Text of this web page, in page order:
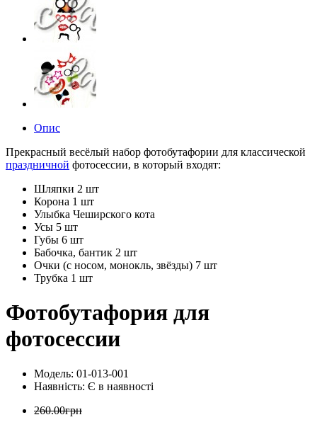
Опис
Прекрасный весёлый набор фотобутафории для классической
праздничной фотосессии, в который входят:
Шляпки 2 шт
Корона 1 шт
Улыбка Чеширского кота
Усы 5 шт
Губы 6 шт
Бабочка, бантик 2 шт
Очки (с носом, монокль, звёзды) 7 шт
Трубка 1 шт
Фотобутафория для
фотосессии
Модель: 01-013-001
Наявність: Є в наявності
260.00грн